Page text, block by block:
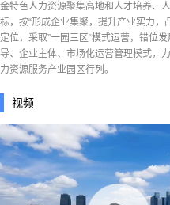
金特色人力资源聚集高地和人才培养、
标，按“形成企业集聚，提升产业实力，
定位，采取”一园三区“模式运营，错位
导、企业主体、市场化运营管理模式，
力资源服务产业园区行列。
视频